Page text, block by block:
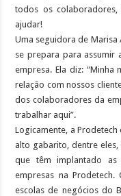
todos os
ajudar!
Uma seguidora de Marisa
se prepara para assumir
empresa. Ela diz:
relação com nossos
dos colaboradores da
trabalhar aqui”.
Logicamente, a
alto gabarito, dentre eles,
que têm implantado as
empresas na Prodetech.
escolas de negócios do